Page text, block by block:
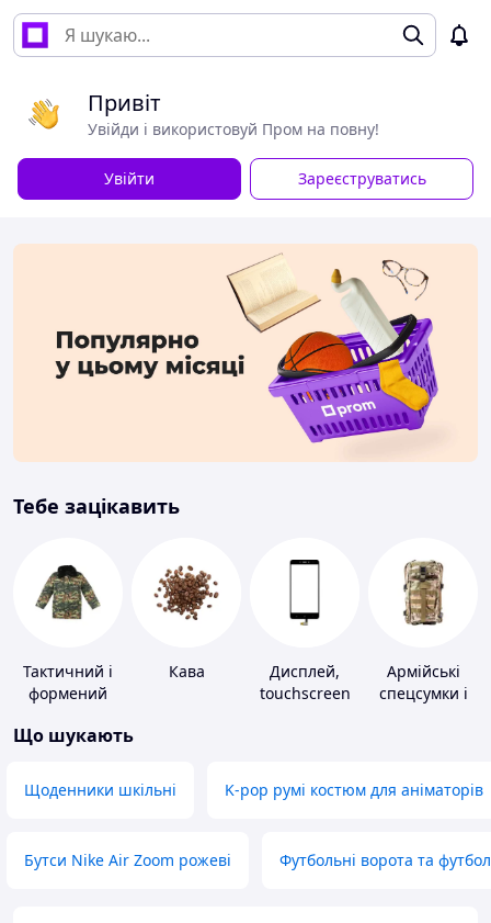
Привіт
Увійди і використовуй Пром на повну!
Увійти Зареєструватись
Тебе зацікавить
Тактичний і
формений
Кава
Дисплей,
touchscreen
Армійські
спецсумки і
Що шукають
Щоденники шкільні K-pop румі костюм для аніматорів
Бутси Nike Air Zoom рожеві Футбольні ворота та